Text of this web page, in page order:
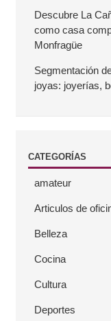
Descubre La
como casa
Monfragüe
Segmentación
joyas: joyerías,
CATEGORÍAS
amateur
Articulos de
Belleza
Cocina
Cultura
Deportes